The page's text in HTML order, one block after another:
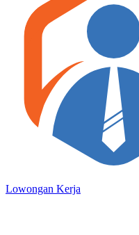
Lowongan Kerja